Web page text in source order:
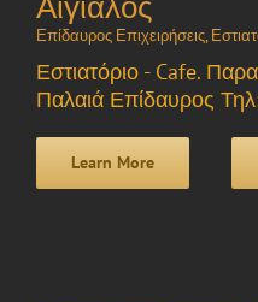
Αιγιαλός
Επίδαυρος Επιχειρήσεις,
Εστιατόριο - Cafe.
Παλαιά Επίδαυρος
Learn More